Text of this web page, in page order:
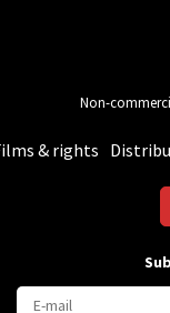
Non-
& rights